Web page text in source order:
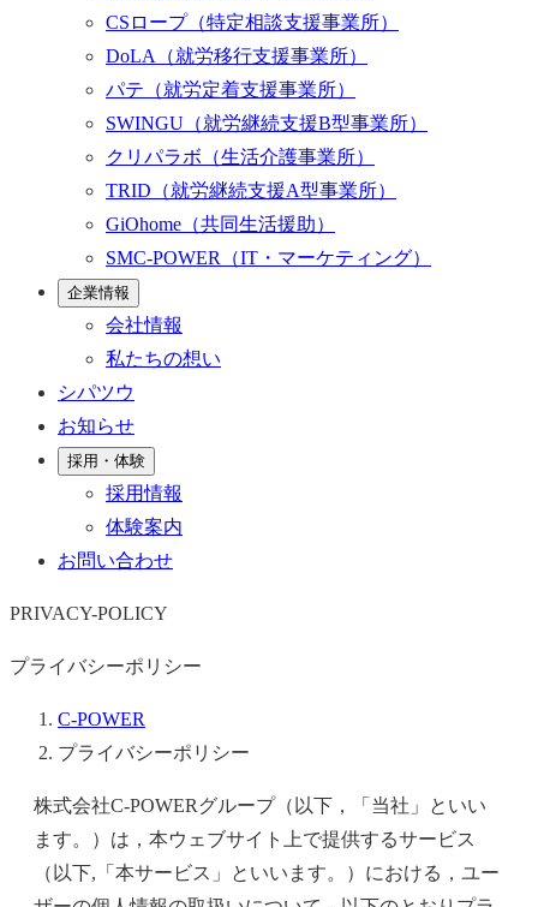
CSロープ（特定相談支援事業所）
DoLA
（就労移行支援事業所）
パテ （就労定着支援事業所）
SWINGU （就労継続支援B型事業所）
クリパラボ （生活介護事業所）
TRID （就労継続支援A型事業所）
GiOhome （共同生活援助）
SMC-POWER
（IT・マーケティング）
企業情報
会社情報
私たちの想い
シパツウ
お知らせ
採用・体験
採用情報
体験案内
お問い合わせ
PRIVACY-POLICY
プライバシーポリシー
C-POWER
プライバシーポリシー
株式会社C-POWERグループ（以下，「当社」といい
ます。）は，本ウェブサイト上で提供するサービス
（以下,「本サービス」といいます。）における，ユー